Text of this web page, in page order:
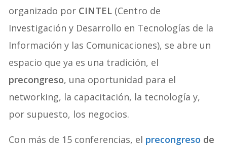
organizado por CINTEL (Centro de
Investigación y Desarrollo en Tecnologías de la
Información y las Comunicaciones), se abre un
espacio que ya es una tradición, el
precongreso, una oportunidad para el
networking, la capacitación, la tecnología y,
por supuesto, los negocios.
Con más de 15 conferencias, el precongreso de